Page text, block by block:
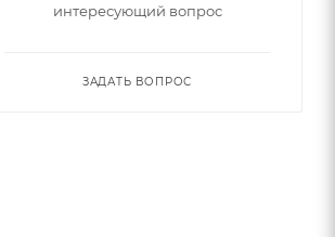
интересующий вопрос
ЗАДАТЬ ВОПРОС